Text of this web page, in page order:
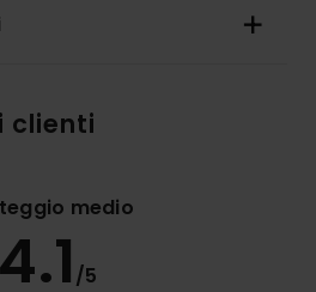
clienti
medio
4.1 /5